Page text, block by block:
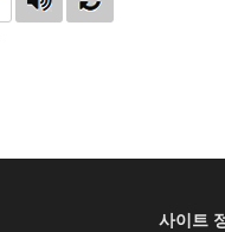
사이트